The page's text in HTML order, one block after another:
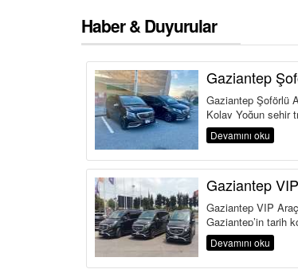
Haber & Duyurular
Gaziantep
Gaziantep Şoförlü
Kolay Yoğun şehir
Devamını oku
Gaziantep
Gaziantep VIP
Gaziantep’in tarih
Devamını oku